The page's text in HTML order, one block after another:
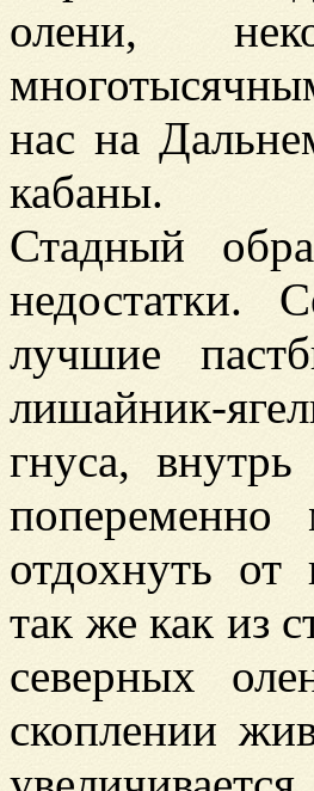
олени,
нас на
кабаны.
Стадный
недостатки.
лучшие
лишайник-
гнуса,
попеременно
отдохнуть
так же как из
северных
скоплении